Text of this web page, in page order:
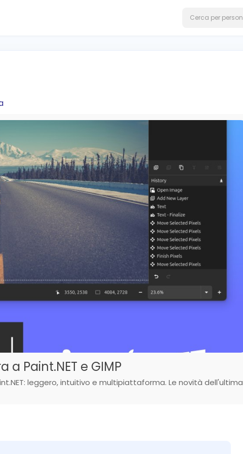
Paint.NET e GIMP
leggero, intuitivo e multipiattaforma. Le novità dell'ultima